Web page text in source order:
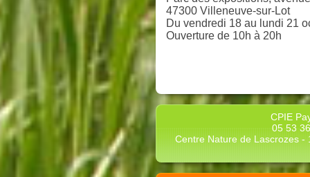
47300 Villeneuve-sur-Lot
Du vendredi 18 au lundi 21
Ouverture de 10h à 20h
CPIE
05 53
Centre Nature de Lascrozes -